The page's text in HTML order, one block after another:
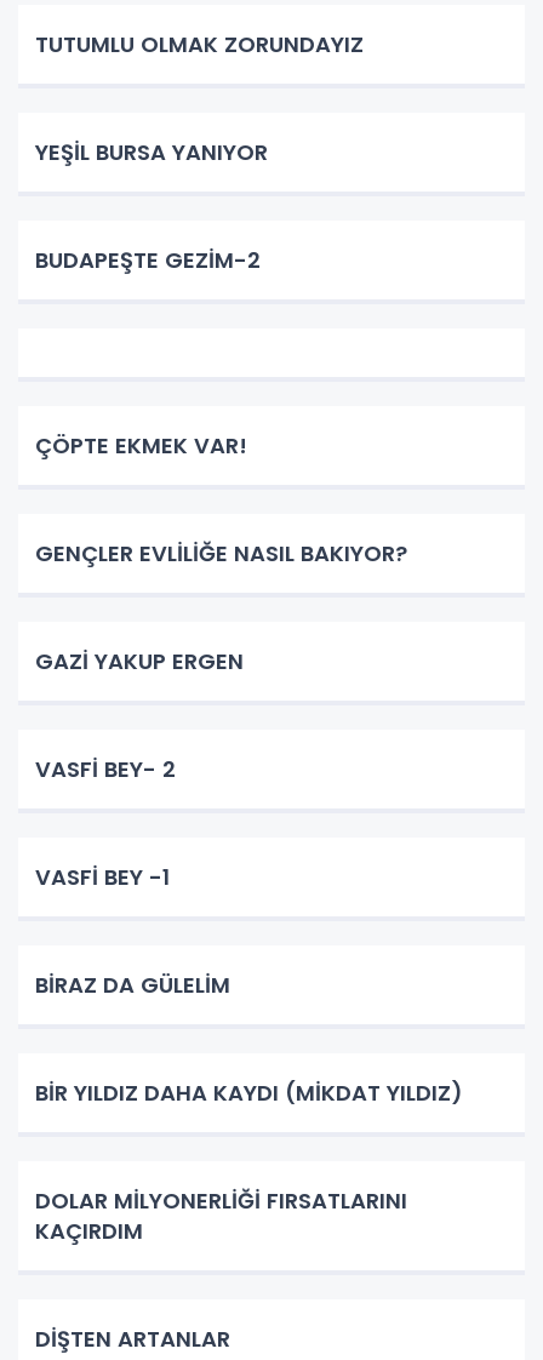
TUTUMLU OLMAK ZORUNDAYIZ
YEŞİL BURSA YANIYOR
BUDAPEŞTE GEZİM-2
ÇÖPTE EKMEK VAR!
GENÇLER EVLİLİĞE NASIL BAKIYOR?
GAZİ YAKUP ERGEN
VASFİ BEY- 2
VASFİ BEY -1
BİRAZ DA GÜLELİM
BİR YILDIZ DAHA KAYDI (MİKDAT YILDIZ)
DOLAR MİLYONERLİĞİ FIRSATLARINI
KAÇIRDIM
DİŞTEN ARTANLAR